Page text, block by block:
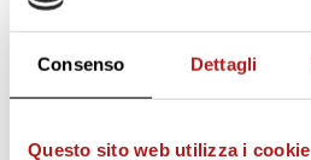
Consenso Dettagli
Questo sito web utilizza i cookie